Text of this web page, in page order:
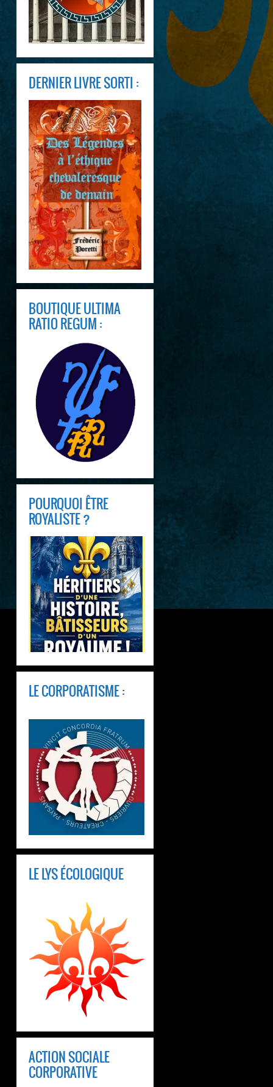
DERNIER LIVRE SORTI :
BOUTIQUE ULTIMA
RATIO REGUM :
POURQUOI ÊTRE
ROYALISTE ?
LE CORPORATISME :
LE LYS ÉCOLOGIQUE
ACTION SOCIALE
CORPORATIVE